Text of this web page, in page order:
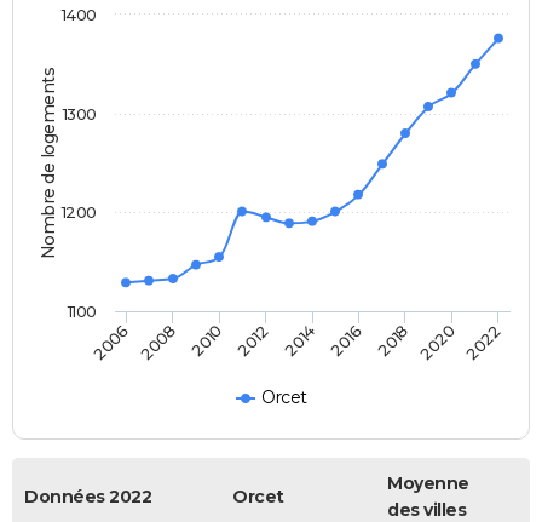
Nombre de logements
Orcet
2006 2008 2010 2012 2014 2016 2018 2020 2022
1100
1200
1300
1400
Données 2022 Orcet
Moyenne
des villes